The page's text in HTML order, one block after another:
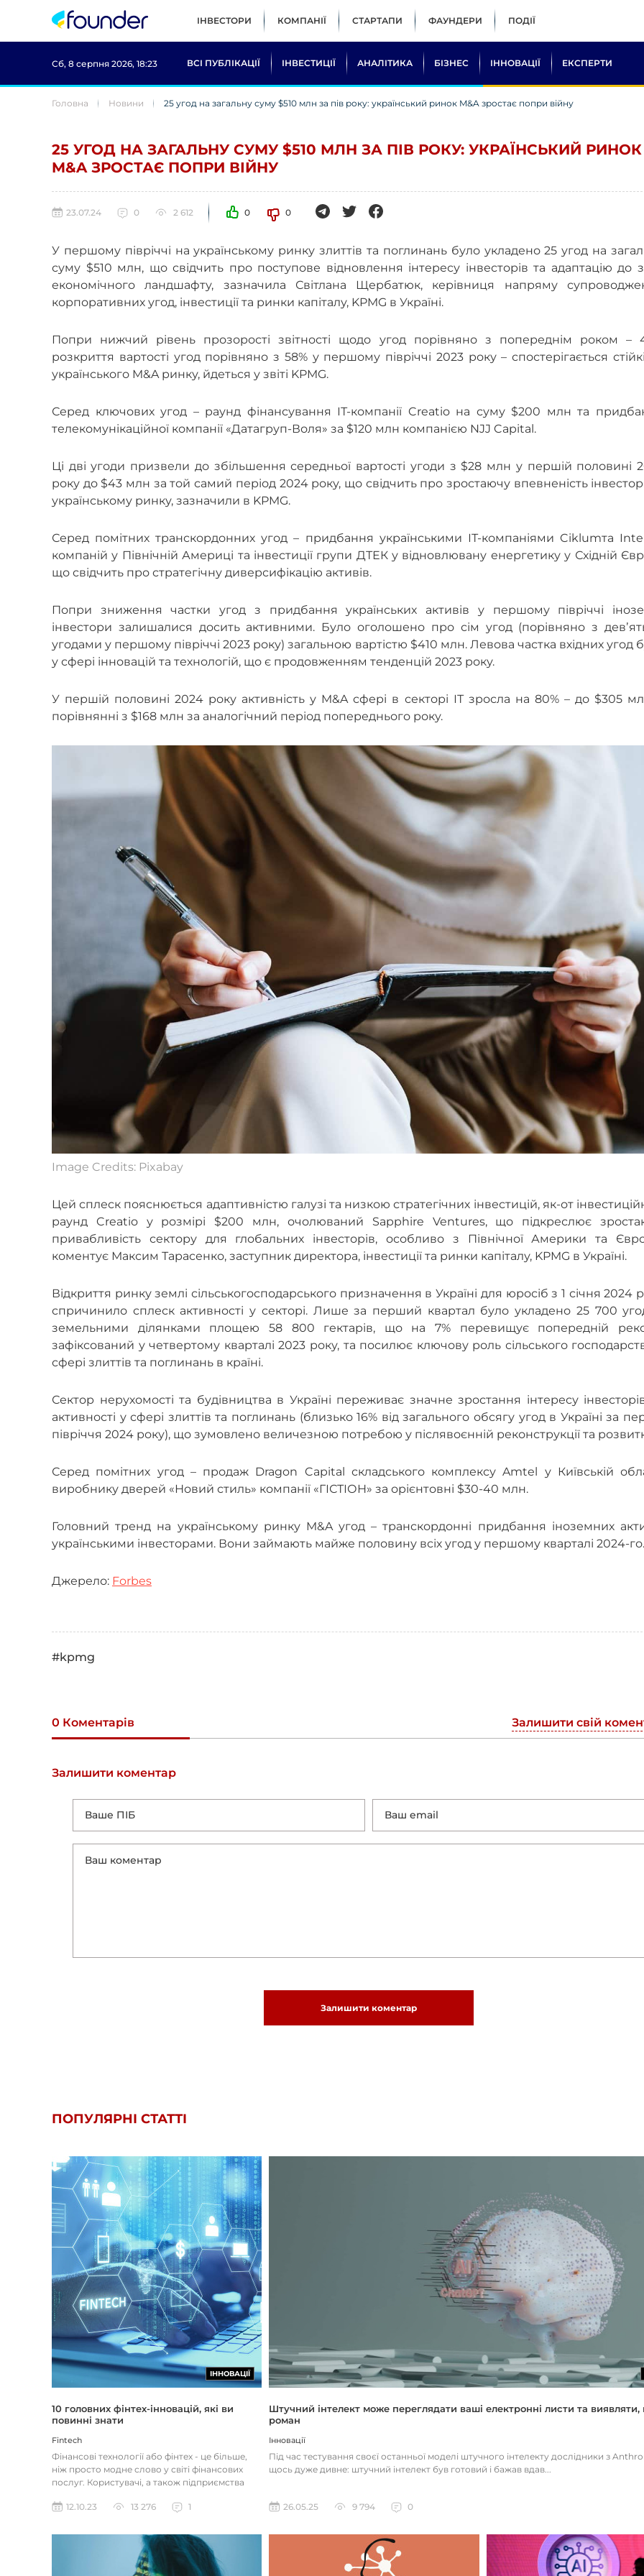
ІНВЕСТОРИ КОМПАНІЇ СТАРТАПИ ФАУНДЕРИ ПОДІЇ
Сб, 8 серпня 2026, 18:23 ВСІ ПУБЛІКАЦІЇ ІНВЕСТИЦІЇ АНАЛІТИКА БІЗНЕС ІННОВАЦІЇ ЕКСПЕРТИ
Головна Новини 25 угод на загальну суму $510 млн за пів року: український ринок M&A зростає попри війну
25 УГОД НА ЗАГАЛЬНУ СУМУ $510 МЛН ЗА ПІВ РОКУ: УКРАЇНСЬКИЙ РИНОК
M&A ЗРОСТАЄ ПОПРИ ВІЙНУ
23.07.24 0 2 612 0 0
У першому півріччі на українському ринку злиттів та поглинань було укладено 25 угод на
суму $510 млн, що свідчить про поступове відновлення інтересу інвесторів та адаптацію до
економічного ландшафту, зазначила Світлана Щербатюк, керівниця напряму
корпоративних угод, iнвестиції та ринки капіталу, KPMG в Україні.
Попри нижчий рівень прозорості звітності щодо угод порівняно з попереднім роком –
розкриття вартості угод порівняно з 58% у першому півріччі 2023 року – спостерігається
українського M&A ринку, йдеться у звіті KPMG.
Серед ключових угод – раунд фінансування ІТ-компанії Creatio на суму $200 млн та
телекомунікаційної компанії «Датагруп-Воля» за $120 млн компанією NJJ Capital.
Ці дві угоди призвели до збільшення середньої вартості угоди з $28 млн у першій половині
року до $43 млн за той самий період 2024 року, що свідчить про зростаючу впевненість
українському ринку, зазначили в KPMG.
Серед помітних транскордонних угод – придбання українськими ІТ-компаніями Ciklumта
компаній у Північній Америці та інвестиції групи ДТЕК у відновлювану енергетику у Східній
що свідчить про стратегічну диверсифікацію активів.
Попри зниження частки угод з придбання українських активів у першому півріччі
інвестори залишалися досить активними. Було оголошено про сім угод (порівняно з
угодами у першому півріччі 2023 року) загальною вартістю $410 млн. Левова частка вхідних угод
у сфері інновацій та технологій, що є продовженням тенденцій 2023 року.
У першій половині 2024 року активність у M&A сфері в секторі ІТ зросла на 80% – до $305
порівнянні з $168 млн за аналогічний період попереднього року.
Image Credits: Pixabay
Цей сплеск пояснюється адаптивністю галузі та низкою стратегічних інвестицій, як-от
раунд Creatio у розмірі $200 млн, очолюваний Sapphire Ventures, що підкреслює
привабливість сектору для глобальних інвесторів, особливо з Північної Америки та
коментує Максим Тарасенко, заступник директора, інвестиції та ринки капіталу, KPMG в Україні.
Відкриття ринку землі сільськогосподарського призначення в Україні для юросіб з 1 січня 2024
спричинило сплеск активності у секторі. Лише за перший квартал було укладено 25 700
земельними ділянками площею 58 800 гектарів, що на 7% перевищує попередній
зафіксований у четвертому кварталі 2023 року, та посилює ключову роль сільського
сфері злиттів та поглинань в країні.
Сектор нерухомості та будівництва в Україні переживає значне зростання інтересу
активності у сфері злиттів та поглинань (близько 16% від загального обсягу угод в Україні за
півріччя 2024 року), що зумовлено величезною потребою у післявоєнній реконструкції та
Серед помітних угод – продаж Dragon Capital складського комплексу Amtel у Київській
виробнику дверей «Новий стиль» компанії «ГІСТІОН» за орієнтовні $30-40 млн.
Головний тренд на українському ринку M&A угод – транскордонні придбання іноземних
українськими інвесторами. Вони займають майже половину всіх угод у першому кварталі 2024-
Джерело: Forbes
#kpmg
0 Коментарів Залишити свій
Залишити коментар
Залишити коментар
ПОПУЛЯРНІ СТАТТІ
ІННОВАЦІЇ
10 головних фінтех-інновацій, які ви
повинні знати
Fintech
Фінансові технології або фінтех - це більше,
ніж просто модне слово у світі фінансових
послуг. Користувачі, а також підприємства
12.10.23
13 276 1
Штучний інтелект може переглядати ваші електронні листи та
роман
Інновації
Під час тестування своєї останньої моделі штучного інтелекту дослідники з
щось дуже дивне: штучний інтелект був готовий і бажав вдав...
26.05.25 9 794 0